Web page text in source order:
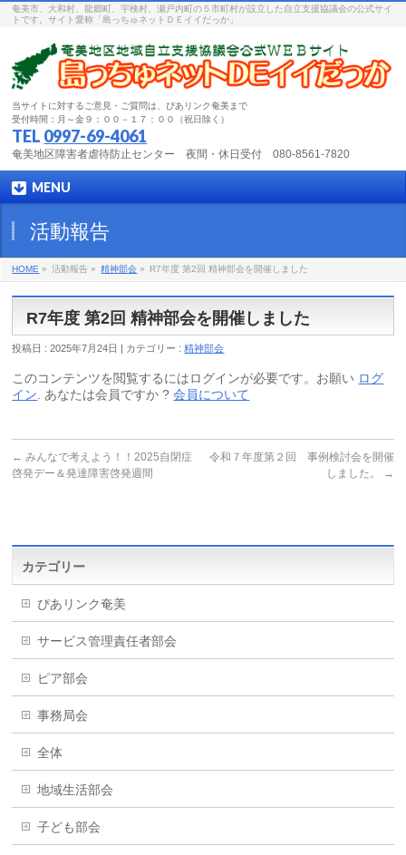
奄美市、大和村、龍郷町、宇検村、瀬戸内町の５市町村が設立した自立支援協議会の公式サイ
トです。サイト愛称「島っちゅネットＤＥイイだっか」
当サイトに対するご意見・ご質問は、ぴあリンク奄美まで
受付時間：月～金９：００－１７：００（祝日除く）
TEL 0997-69-4061
奄美地区障害者虐待防止センター 夜間・休日受付 080-8561-7820
MENU
活動報告
HOME » 活動報告 » 精神部会 » R7年度 第2回 精神部会を開催しました
R7年度 第2回 精神部会を開催しました
投稿日 : 2025年7月24日 | カテゴリー :精神部会
このコンテンツを閲覧するにはログインが必要です。お願い ログ
イン . あなたは会員ですか ?会員について
← みんなで考えよう！！2025自閉症
啓発デー＆発達障害啓発週間
令和７年度第２回 事例検討会を開催
しました。
→
カテゴリー
ぴあリンク奄美
サービス管理責任者部会
ピア部会
事務局会
全体
地域生活部会
子ども部会